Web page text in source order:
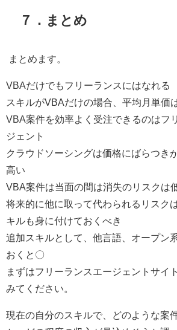
７．まとめ
まとめます。
VBAだけでもフリーランスにはなれる
スキルがVBAだけの場合、平均月単価
VBA案件を効率よく受注できるのはフ
ジェント
クラウドソーシングは価格にばらつき
高い
VBA案件は当面の間は消失のリスクは
将来的に他に取って代わられるリスク
キルも身に付けておくべき
追加スキルとして、他言語、オープン
おくと〇
まずはフリーランスエージェントサイ
みてください。
現在の自分のスキルで、どのような案